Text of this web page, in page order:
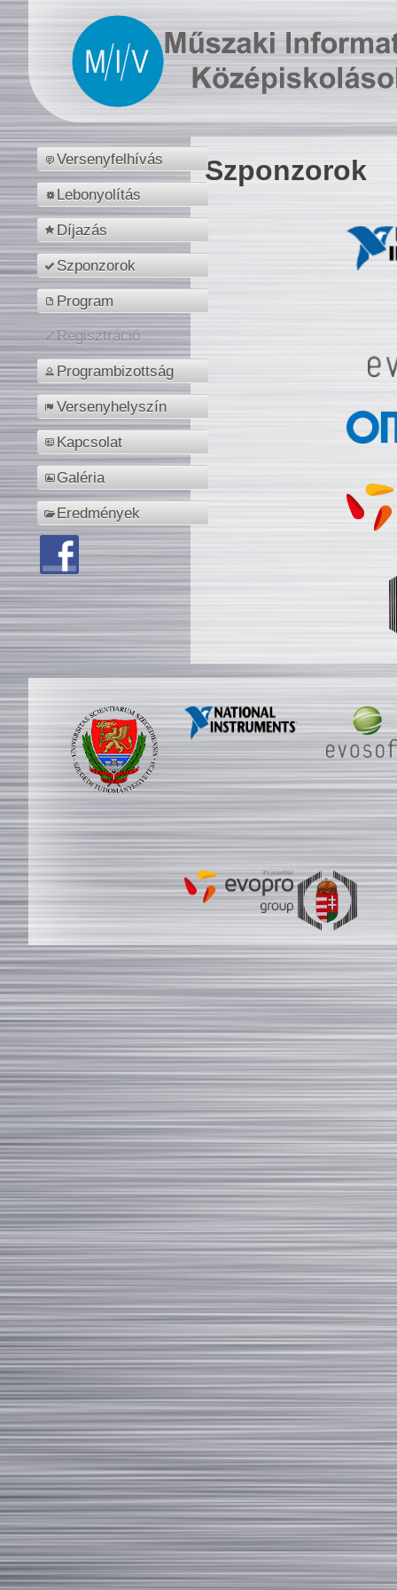
Versenyfelhívás
Lebonyolítás
Díjazás
Szponzorok
Program
Regisztráció
Programbizottság
Versenyhelyszín
Kapcsolat
Galéria
Eredmények
Szponzorok